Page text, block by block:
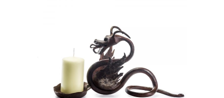
AGGIUNGI AL CARRELLO